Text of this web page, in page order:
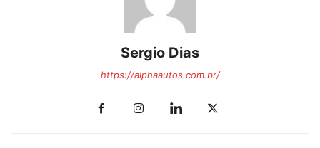
Sergio Dias
https://alphaautos.com.br/